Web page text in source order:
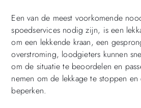
Een van de meest voorkomende
spoedservices nodig zijn, is een
om een ​​lekkende kraan, een
overstroming, loodgieters kunnen
om de situatie te beoordelen en
nemen om de lekkage te stoppen en
beperken.